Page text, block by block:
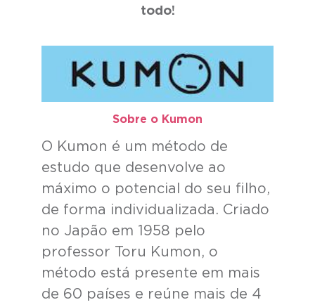
todo!
Sobre o Kumon​
O Kumon é um método de
estudo que desenvolve ao
máximo o potencial do seu filho,
de forma individualizada. Criado
no Japão em 1958 pelo
professor Toru Kumon, o
método está presente em mais
de 60 países e reúne mais de 4